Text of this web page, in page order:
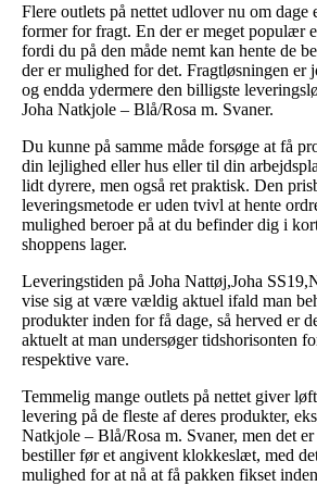
Flere outlets på nettet udlover nu om dage
former for fragt. En der er meget populær
fordi du på den måde nemt kan hente de
der er mulighed for det. Fragtløsningen er
og endda ydermere den billigste
Joha Natkjole – Blå/Rosa m. Svaner.
Du kunne på samme måde forsøge at få
din lejlighed eller hus eller til din
lidt dyrere, men også ret praktisk. Den
leveringsmetode er uden tvivl at hente
mulighed beroer på at du befinder dig i
shoppens lager.
Leveringstiden på Joha Nattøj,Joha
vise sig at være vældig aktuel ifald man
produkter inden for få dage, så herved er
aktuelt at man undersøger tidshorisonten
respektive vare.
Temmelig mange outlets på nettet giver
levering på de fleste af deres produkter,
Natkjole – Blå/Rosa m. Svaner, men det
bestiller før et angivent klokkeslæt, med
mulighed for at nå at få pakken fikset